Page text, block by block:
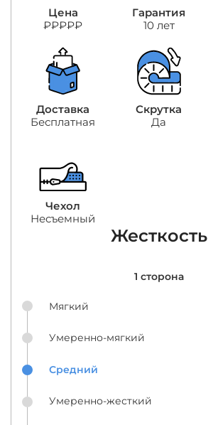
Цена
₽₽₽₽₽
Гарантия
10 лет
Доставка
Бесплатная
Скрутка
Да
Чехол
Несъемный
Жесткость
1 сторона
Мягкий
Умеренно-мягкий
Средний
Умеренно-жесткий